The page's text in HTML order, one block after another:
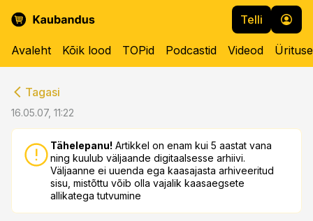
Telli
Avaleht Kõik lood TOPid Podcastid Videod
Tagasi
16.05.07, 11:22
Tähelepanu! Artikkel on enam kui 5 aastat vana
ning kuulub väljaande digitaalsesse arhiivi.
Väljaanne ei uuenda ega kaasajasta arhiveeritud
sisu, mistõttu võib olla vajalik kaasaegsete
allikatega tutvumine